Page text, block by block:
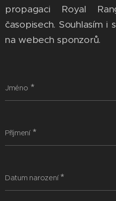
propagaci Royal
časopisech. Souhlasím
na webech sponzorů.
Jméno
Příjmení
Datum narození